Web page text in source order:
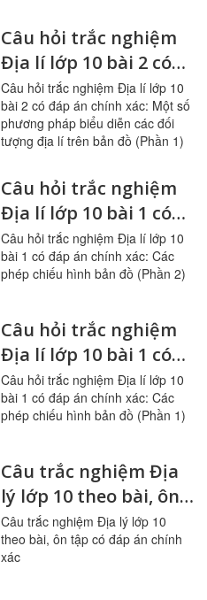
(Phần 2)
Câu hỏi trắc nghiệm
Địa lí lớp 10 bài 2 có
đáp án: Một số
phương pháp biểu
diễn các đối tượng
(Phần 1)
Câu hỏi trắc nghiệm Địa lí lớp 10
bài 2 có đáp án chính xác: Một số
phương pháp biểu diễn các đối
tượng địa lí trên bản đồ (Phần 1)
Câu hỏi trắc nghiệm
Địa lí lớp 10 bài 1 có
đáp án: Các phép
chiếu hình bản đồ
(Phần 2)
Câu hỏi trắc nghiệm Địa lí lớp 10
bài 1 có đáp án chính xác: Các
phép chiếu hình bản đồ (Phần 2)
Câu hỏi trắc nghiệm
Địa lí lớp 10 bài 1 có
đáp án: Các phép
chiếu hình bản đồ
(Phần 1)
Câu hỏi trắc nghiệm Địa lí lớp 10
bài 1 có đáp án chính xác: Các
phép chiếu hình bản đồ (Phần 1)
Câu trắc nghiệm Địa
lý lớp 10 theo bài, ôn
tập có đáp án
Câu trắc nghiệm Địa lý lớp 10
theo bài, ôn tập có đáp án chính
xác